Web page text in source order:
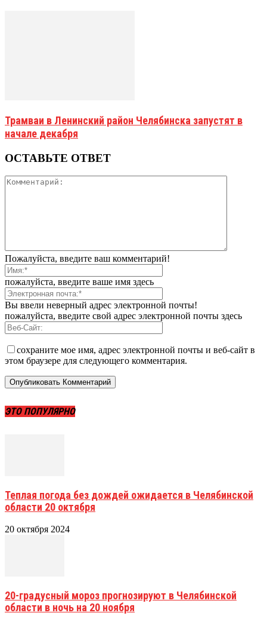
Трамваи в Ленинский район Челябинска запустят в
начале декабря
ОСТАВЬТЕ ОТВЕТ
Пожалуйста, введите ваш комментарий!
пожалуйста, введите ваше имя здесь
Вы ввели неверный адрес электронной почты!
пожалуйста, введите свой адрес электронной почты здесь
сохраните мое имя, адрес электронной почты и веб-сайт в
этом браузере для следующего комментария.
ЭТО ПОПУЛЯРНО
Теплая погода без дождей ожидается в Челябинской
области 20 октября
20 октября 2024
20-градусный мороз прогнозируют в Челябинской
области в ночь на 20 ноября